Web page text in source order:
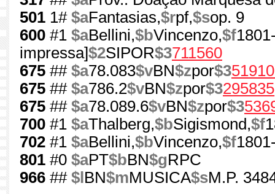
501 1# $aFantasias,$rpf,$sop. 9
600 #1 $aBellini,$bVincenzo,$f
impressa]$2SIPOR$3711560
675 ## $a78.083$vBN$zpor$3
675 ## $a786.2$vBN$zpor$3295835
675 ## $a78.089.6$vBN$zpor$3
700 #1 $aThalberg,$bSigismond,$f
702 #1 $aBellini,$bVincenzo,$f
801 #0 $aPT$bBN$gRPC
966 ## $l BN$mMUSICA$sM.P.